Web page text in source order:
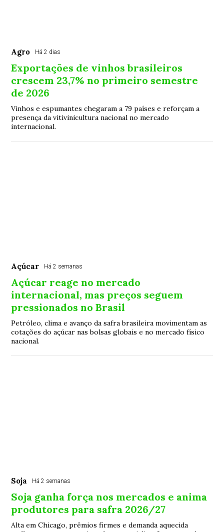
Agro Há 2 dias
Exportações de vinhos brasileiros
crescem 23,7% no primeiro semestre
de 2026
Vinhos e espumantes chegaram a 79 países e reforçam a
presença da vitivinicultura nacional no mercado
internacional.
Açúcar Há 2 semanas
Açúcar reage no mercado
internacional, mas preços seguem
pressionados no Brasil
Petróleo, clima e avanço da safra brasileira movimentam as
cotações do açúcar nas bolsas globais e no mercado físico
nacional.
Soja Há 2 semanas
Soja ganha força nos mercados e anima
produtores para safra 2026/27
Alta em Chicago, prêmios firmes e demanda aquecida